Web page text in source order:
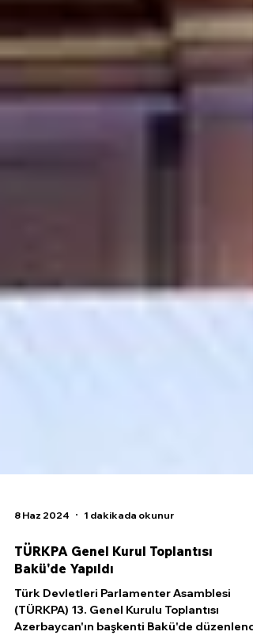
8 Haz 2024
TÜRKPA Genel Kurul Toplantısı
Bakü'de Yapıldı
Türk Devletleri Parlamenter Asamblesi
(TÜRKPA) 13. Genel Kurulu Toplantısı